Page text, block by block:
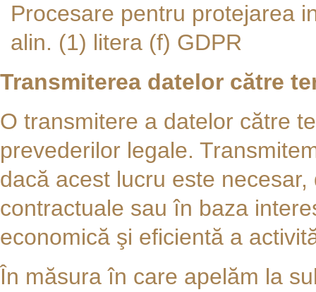
Procesare pentru protejarea
alin. (1) litera (f) GDPR
Transmiterea datelor către
O transmitere a datelor către
prevederilor legale.
dacă acest lucru este
contractuale sau în baza
economică şi eficientă a
În măsura în care apelăm la